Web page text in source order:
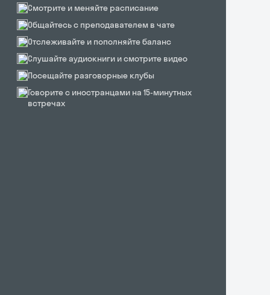
Смотрите и меняйте расписание
Общайтесь с преподавателем в чате
Отслеживайте и пополняйте баланс
Слушайте аудиокниги и смотрите видео
Посещайте разговорные клубы
Говорите с иностранцами на 15-минутных
встречах